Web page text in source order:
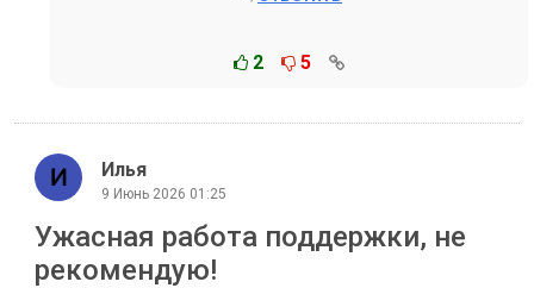
2 5
Илья
9 Июнь 2026 01:25
Ужасная работа поддержки, не
рекомендую!